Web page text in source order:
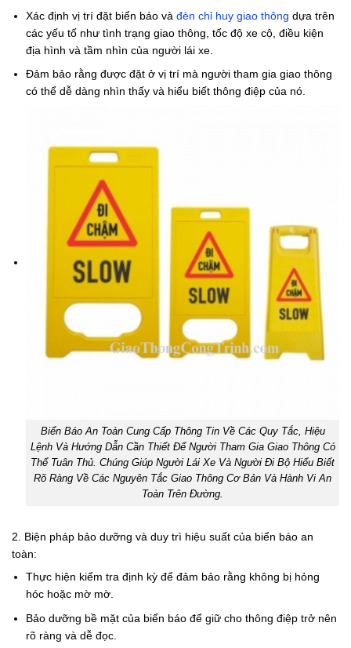
Xác định vị trí đặt biển báo vàđèn chỉ huy giao thông dựa trên
các yếu tố như tình trạng giao thông, tốc độ xe cộ, điều kiện
địa hình và tầm nhìn của người lái xe.
Đảm bảo rằng được đặt ở vị trí mà người tham gia giao thông
có thể dễ dàng nhìn thấy và hiểu biết thông điệp của nó.
Biển Báo An Toàn Cung Cấp Thông Tin Về Các Quy Tắc, Hiệu
Lệnh Và Hướng Dẫn Cần Thiết Để Người Tham Gia Giao Thông Có
Thể Tuân Thủ. Chúng Giúp Người Lái Xe Và Người Đi Bộ Hiểu Biết
Rõ Ràng Về Các Nguyên Tắc Giao Thông Cơ Bản Và Hành Vi An
Toàn Trên Đường.
2. Biện pháp bảo dưỡng và duy trì hiệu suất của biển báo an
toàn:
Thực hiện kiểm tra định kỳ để đảm bảo rằng không bị hỏng
hóc hoặc mờ mờ.
Bảo dưỡng bề mặt của biển báo để giữ cho thông điệp trở nên
rõ ràng và dễ đọc.